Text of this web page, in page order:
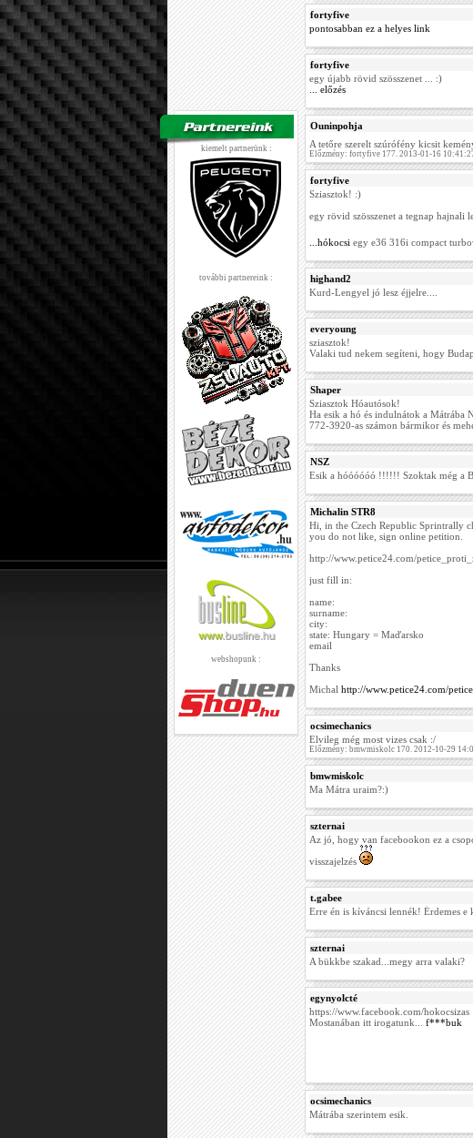
kiemelt partnerünk :
további partnereink :
webshopunk :
fortyfive
pontosabban ez a helyes link
fortyfive
egy újabb rövid szösszenet ... :)
... előzés
Ouninpohja
A tetőre szerelt szúrófény kicsit
Előzmény: fortyfive 177. 2013-01-16
fortyfive
Sziasztok! :)
egy rövid szösszenet a tegnap hajnali
...hókocsi egy e36 316i compact
highand2
Kurd-Lengyel jó lesz éjjelre....
everyoung
sziasztok!
Valaki tud nekem segíteni, hogy
Shaper
Sziasztok Hóautósok!
Ha esik a hó és indulnátok a Mátrába
772-3920-as számon bármikor és
NSZ
Esik a hóóóóóó !!!!!! Szoktak még a
Michalin STR8
Hi, in the Czech Republic Sprintrally
you do not like, sign online petition.
http://www.petice24.com/
just fill in:
name:
surname:
city:
state: Hungary = Maďarsko
email
Thanks
Michal http://www.petice24.com/
ocsimechanics
Elvileg még most vizes csak :/
Előzmény: bmwmiskolc 170. 2012-10-29
bmwmiskolc
Ma Mátra uraim?:)
szternai
Az jó, hogy van facebookon ez a
visszajelzés
t.gabee
Erre én is kíváncsi lennék! Érdemes
szternai
A bükkbe szakad...megy arra valaki?
egynyolcté
https://www.facebook.com/hokocsizas
Mostanában itt irogatunk... f***buk
ocsimechanics
Mátrába szerintem esik.